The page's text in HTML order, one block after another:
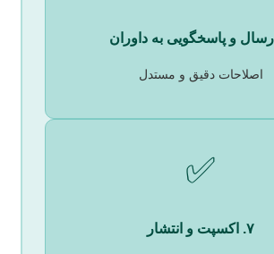
اصلاحات دقیق و مستدل
✅
۷. اکسپت و انتشار